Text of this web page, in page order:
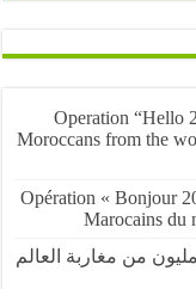
Operation
Moroccans from
Opération «
دخول أكثر من 2.74 مليون من مغاربة العالم